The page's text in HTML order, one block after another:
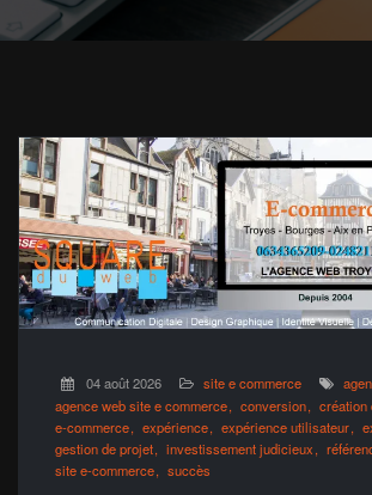
04 août 2026 site e commerce
agence web site e commerce
conversion
création
e-commerce
expérience expérience utilisateur
gestion de projet
investissement judicieux
site e-commerce
succès